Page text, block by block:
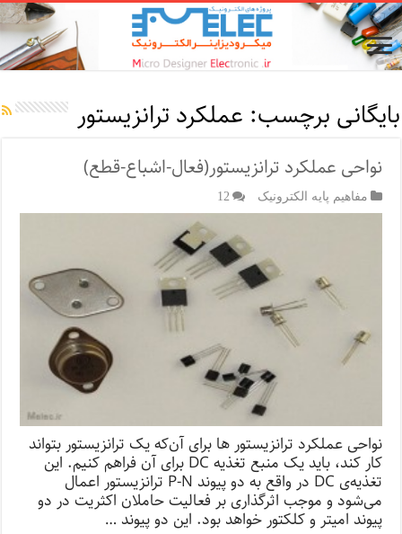
بایگانی برچسب: عملکرد ترانزیستور
نواحی عملکرد ترانزیستور(فعال-اشباع-قطع)
مفاهیم پایه الکترونیک 12
نواحی عملکرد ترانزیستور ها برای آن‌که یک ترانزیستور بتواند
کار کند، باید یک منبع تغذیه DC برای آن فراهم کنیم. این
تغذیه‌ی DC در واقع به دو پیوند P-N ترانزیستور اعمال
می‌شود و موجب اثرگذاری بر فعالیت حاملان اکثریت در دو
پیوند امیتر و کلکتور خواهد بود. این دو پیوند …